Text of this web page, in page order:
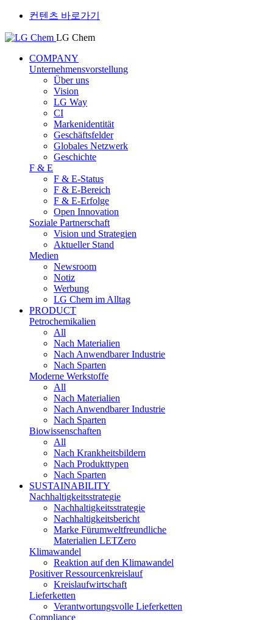
컨텐츠 바로가기
LG Chem
COMPANY
Unternehmensvorstellung
Über uns
Vision
LG Way
CI
Markenidentität
Geschäftsfelder
Globales Netzwerk
Geschichte
F & E
F & E-Status
F & E-Bereich
F & E-Erfolge
Open Innovation
Soziale Partnerschaft
Vision und Strategien
Aktueller Stand
Medien
Newsroom
Notiz
Werbung
LG Chem im Alltag
PRODUCT
Petrochemikalien
All
Nach Materialien
Nach Anwendbarer Industrie
Nach Sparten
Moderne Werkstoffe
All
Nach Materialien
Nach Anwendbarer Industrie
Nach Sparten
Biowissenschaften
All
Nach Krankheitsbildern
Nach Produkttypen
Nach Sparten
SUSTAINABILITY
Nachhaltigkeitsstrategie
Nachhaltigkeitsstrategie
Nachhaltigkeitsbericht​
Marke Fürumweltfreundliche
Materialien LETZero
Klimawandel
Reaktion auf den Klimawandel
Positiver Ressourcenkreislauf
Kreislaufwirtschaft
Lieferketten
Verantwortungsvolle Lieferketten
Compliance